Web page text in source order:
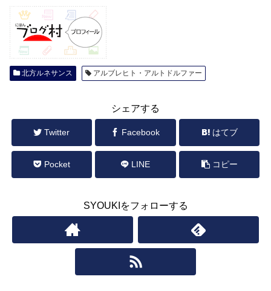
北方ルネサンス アルブレヒト・アルトドルファー
シェアする
Twitter Facebook はてブ
Pocket LINE コピー
SYOUKIをフォローする